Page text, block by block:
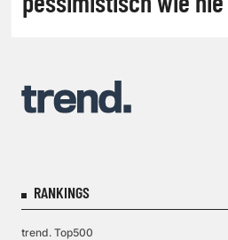
RANKINGS
trend. Top500